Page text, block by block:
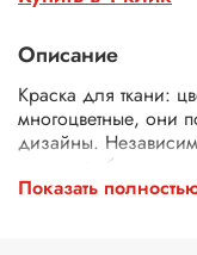
Описание
Краска для ткани:
многоцветные, они
дизайны.
старую футболку
гардероб, эти
Показать